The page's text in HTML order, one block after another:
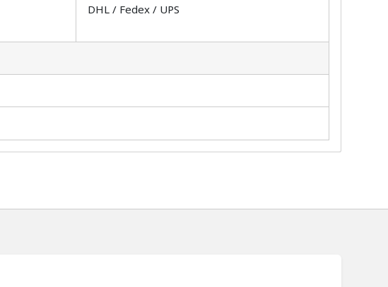
DHL / Fedex / UPS